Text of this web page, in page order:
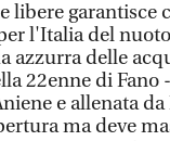
libere garantisce
l'Italia del
azzurra delle
22enne di Fano
e allenata
ma deve